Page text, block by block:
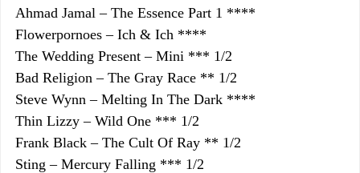
Ahmad Jamal – The Essence Part 1 ****
Flowerpornoes – Ich & Ich ****
The Wedding Present – Mini *** 1/2
Bad Religion – The Gray Race ** 1/2
Steve Wynn – Melting In The Dark ****
Thin Lizzy – Wild One *** 1/2
Frank Black – The Cult Of Ray ** 1/2
Sting – Mercury Falling *** 1/2